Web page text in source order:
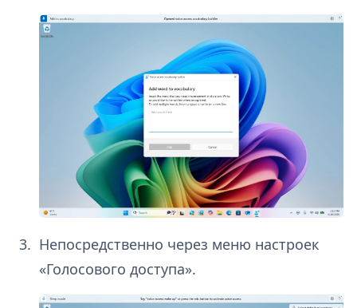
Непосредственно через меню настроек
«Голосового доступа».